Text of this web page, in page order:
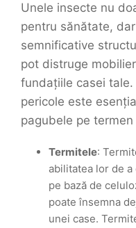
Unele insecte nu
pentru sănătate,
semnificative
pot distruge
fundațiile casei
pericole este
pagubele pe termen
Termitele:
abilitatea lor de
pe bază de
poate însemna
unei case.